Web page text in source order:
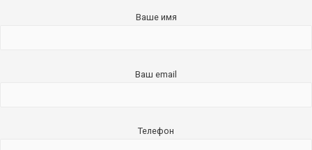
Ваше имя
Ваш email
Телефон